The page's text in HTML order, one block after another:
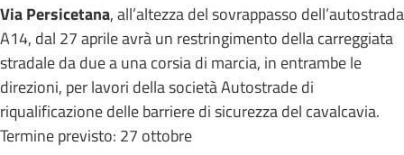
Via Persicetana, all’altezza del sovrappasso dell’autostrada
A14, dal 27 aprile avrà un restringimento della carreggiata
stradale da due a una corsia di marcia, in entrambe le
direzioni, per lavori della società Autostrade di
riqualificazione delle barriere di sicurezza del cavalcavia.
Termine previsto: 27 ottobre